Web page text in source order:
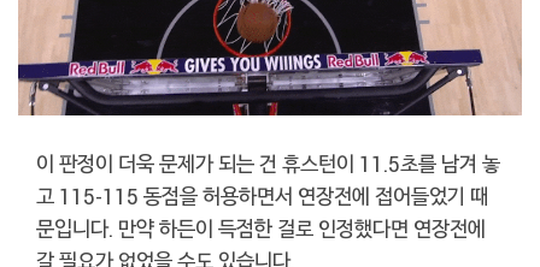
이 판정이 더욱 문제가 되는 건 휴스턴이 11.5초를 남겨 놓
고 115-115 동점을 허용하면서 연장전에 접어들었기 때
문입니다. 만약 하든이 득점한 걸로 인정했다면 연장전에
갈 필요가 없었을 수도 있습니다.